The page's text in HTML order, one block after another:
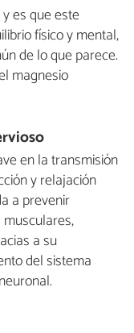
y es que este
físico y mental,
de lo que parece.
magnesio
en la transmisión
y relajación
a prevenir
a su
del sistema